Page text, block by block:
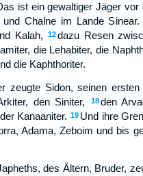
ist ein gewaltiger Jäger
Chalne im Lande Sinear.
Kalah,
12dazu Resen
die Lehabiter, die
die Kaphthoriter.
zeugte Sidon, seinen
den Siniter,
18den
Kanaaniter. 19 Und ihre
Adama, Zeboim und bis
des Ältern, Bruder,